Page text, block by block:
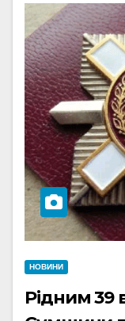
НОВИНИ
Рідним 39